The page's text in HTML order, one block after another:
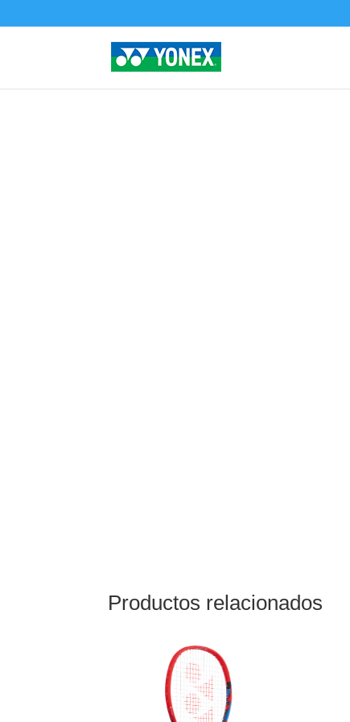
Home»Tienda»SMASH HEAT
Productos relacionados